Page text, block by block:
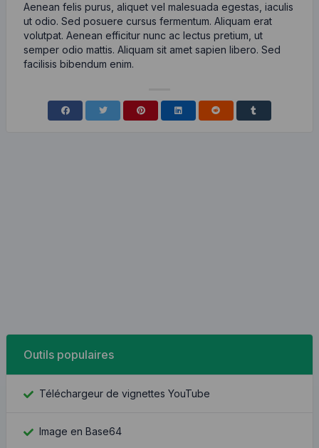
Aenean felis purus, aliquet vel malesuada egestas, iaculis
ut odio. Sed posuere cursus fermentum. Aliquam erat
volutpat. Aenean efficitur nunc ac lectus pretium, ut
semper odio mattis. Aliquam sit amet sapien libero. Sed
facilisis bibendum enim.
Outils populaires
Téléchargeur de vignettes YouTube
Image en Base64